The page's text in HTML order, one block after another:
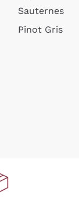
Sauternes
Pinot Gris